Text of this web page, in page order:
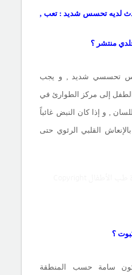
لديه تحسس شديد : تعب ,
منتشر ؟
تحسسي شديد , و يجب
الطفل إلى مركز الطوارئ في
, و إذا كان النبض غائباً
القلبي الرئوي حتى
؟
سامة حسب المنطقة